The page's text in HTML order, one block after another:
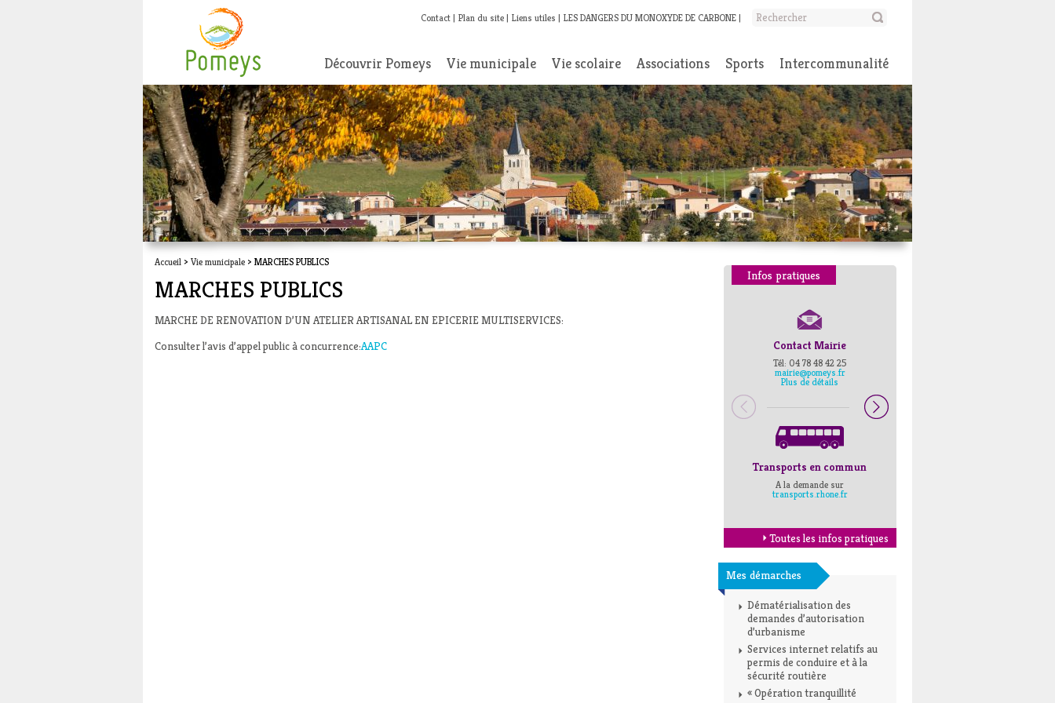
Contact Plan du site Liens utiles LES DANGERS DU MONOXYDE DE CARBONE
Découvrir Pomeys Vie municipale Vie scolaire Associations Sports Intercommunalité
Accueil > Vie municipale > MARCHES PUBLICS
MARCHES PUBLICS
MARCHE DE RENOVATION D’UN ATELIER ARTISANAL EN EPICERIE MULTISERVICES:
Consulter l’avis d’appel public à concurrence:AAPC
Infos pratiques
Contact Mairie
Tél: 04 78 48 42 25
mairie@pomeys.fr
Plus de détails
Transports en commun
A la demande sur
transports.rhone.fr
Toutes les infos pratiques
Mes démarches
Dématérialisation des
demandes d’autorisation
d’urbanisme
Services internet relatifs au
permis de conduire et à la
sécurité routière
« Opération tranquillité